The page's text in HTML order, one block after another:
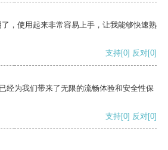
，使用起来非常容易上手，让我能够快速熟
支持[0] 反对[0]
经为我们带来了无限的流畅体验和安全性保
支持[0] 反对[0]